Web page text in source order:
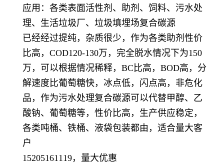
应用：各类表面活性剂、助剂、饲料、污水处
理、生活垃圾厂、垃圾填埋场复合碳源
已经经过提纯，杂质很少，作为各类助剂性价
比高，COD120-130万，完全脱水情况下为150
万，可以根据情况稀释，BC比高，BOD高，分
解速度比葡萄糖快，冰点低，闪点高，非危化
品，作为污水处理复合碳源可以代替甲醇、乙
酸钠、葡萄糖等，性价比高，生产供应稳定，
各类吨桶、铁桶、液袋包装都由，适合量大客
户
15205161119，量大优惠